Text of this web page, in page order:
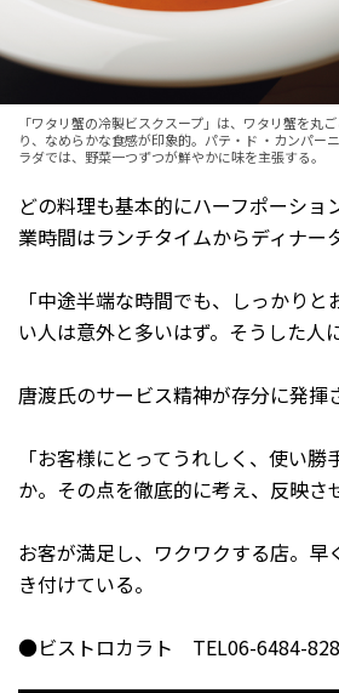
「ワタリ蟹の冷製ビスクスープ」は、ワタリ蟹を丸
り、なめらかな食感が印象的。パテ・ド ・カンパー
ラダでは、野菜一つずつが鮮やかに味を主張する。
どの料理も基本的にハーフポーショ
業時間はランチタイムからディナー
「中途半端な時間でも、しっかり
い人は意外と多いはず。そうした人
唐渡氏のサービス精神が存分に発揮
「お客様にとってうれしく、使い
か。その点を徹底的に考え、反映さ
お客が満足し、ワクワクする店。早
き付けている。
●ビストロカラト TEL06-6484-